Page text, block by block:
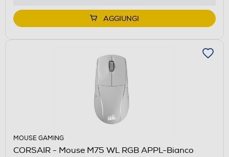
AGGIUNGI
MOUSE GAMING
CORSAIR - Mouse M75 WL RGB APPL-Bianco